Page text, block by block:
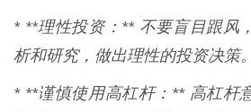
* **理性投资：** 不要盲目跟风
析和研究，做出理性的投资决策。
* **谨慎使用高杠杆：** 高杠杆